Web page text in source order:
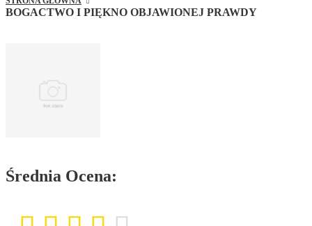
BOGACTWO I PIĘKNO OBJAWIONEJ PRAWDY
Średnia Ocena: